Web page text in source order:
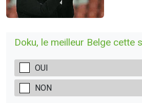
Doku, le meilleur Belge cette
OUI
NON